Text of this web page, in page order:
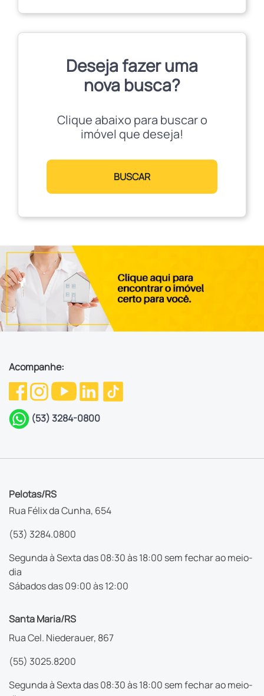
Deseja fazer uma
nova busca?
Clique abaixo para buscar o
imóvel que deseja!
BUSCAR
Acompanhe:
(53) 3284-0800
Pelotas/RS
Rua Félix da Cunha, 654
(53) 3284.0800
Segunda à Sexta das 08:30 às 18:00 sem fechar ao meio-
dia
Sábados das 09:00 às 12:00
Santa Maria/RS
Rua Cel. Niederauer, 867
(55) 3025.8200
Segunda à Sexta das 08:30 às 18:00 sem fechar ao meio-